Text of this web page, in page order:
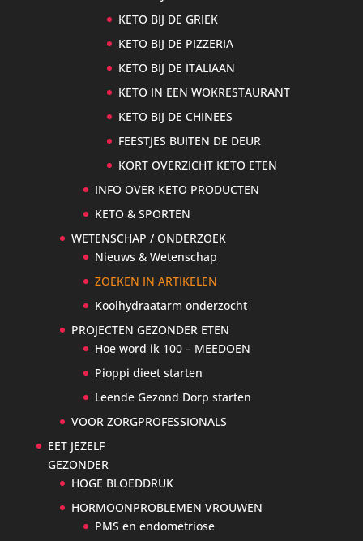
KETO BIJ DE GRIEK
KETO BIJ DE PIZZERIA
KETO BIJ DE ITALIAAN
KETO IN EEN WOKRESTAURANT
KETO BIJ DE CHINEES
FEESTJES BUITEN DE DEUR
KORT OVERZICHT KETO ETEN
INFO OVER KETO PRODUCTEN
KETO & SPORTEN
WETENSCHAP / ONDERZOEK
Nieuws & Wetenschap
ZOEKEN IN ARTIKELEN
Koolhydraatarm onderzocht
PROJECTEN GEZONDER ETEN
Hoe word ik 100 – MEEDOEN
Pioppi dieet starten
Leende Gezond Dorp starten
VOOR ZORGPROFESSIONALS
EET JEZELF
GEZONDER
HOGE BLOEDDRUK
HORMOONPROBLEMEN VROUWEN
PMS en endometriose